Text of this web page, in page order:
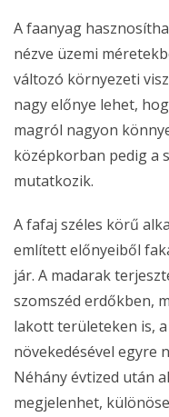
A faanyag
nézve üzemi
változó környezeti
nagy előnye lehet,
magról nagyon
középkorban pedig a
mutatkozik.
A fafaj széles körű
említett előnyeiből
jár. A madarak
szomszéd erdőkben,
lakott területeken is,
növekedésével egyre
Néhány évtized után
megjelenhet,